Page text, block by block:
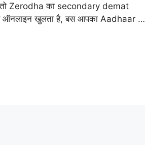
तो Zerodha का secondary demat
ऑनलाइन खुलता है, बस आपका Aadhaar …